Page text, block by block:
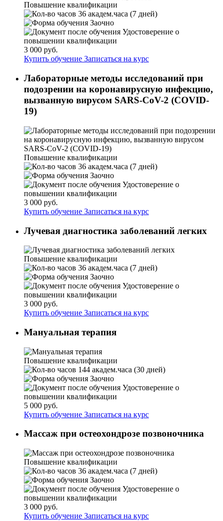
Повышение квалификации
36 академ.часа (7 дней)
Заочно
Удостоверение о
повышении квалификации
3 000 руб.
Купить обучение Записаться на курс
Лабораторные методы исследований при
подозрении на коронавирусную инфекцию,
вызванную вирусом SARS-CoV-2 (COVID-
19)
Повышение квалификации
36 академ.часа (7 дней)
Заочно
Удостоверение о
повышении квалификации
3 000 руб.
Купить обучение Записаться на курс
Лучевая диагностика заболеваний легких
Повышение квалификации
36 академ.часа (7 дней)
Заочно
Удостоверение о
повышении квалификации
3 000 руб.
Купить обучение Записаться на курс
Мануальная терапия
Повышение квалификации
144 академ.часа (30 дней)
Заочно
Удостоверение о
повышении квалификации
5 000 руб.
Купить обучение Записаться на курс
Массаж при остеохондрозе позвоночника
Повышение квалификации
36 академ.часа (7 дней)
Заочно
Удостоверение о
повышении квалификации
3 000 руб.
Купить обучение Записаться на курс